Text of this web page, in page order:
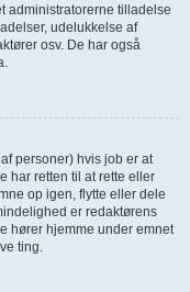
tilladelse
udelukkelse af
osv. De har også
personer) hvis job er at
har retten til at rette eller
op igen, flytte eller dele
er redaktørens
hører hjemme under emnet
ting.